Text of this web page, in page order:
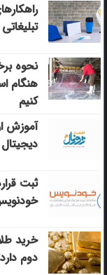
تبلیغاتی
نحوه
هنگام
کنیم
آموزش
دیجیتال
ثبت
خرید
دوم